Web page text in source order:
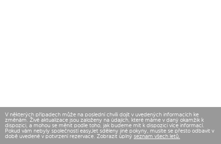
V některých případech může na poslední chvíli dojít v uvedených informacích ke
změnám. Živé aktualizace jsou založeny na údajích, které máme v daný okamžik k
dispozici, a mohou se měnit podle toho, jak budeme mít k dispozici více informací.
Pokud vám nebyly společností easyJet sděleny jiné pokyny, musíte se přesto odbavit v
době uvedené v potvrzení rezervace. Zobrazit úplný seznam všech letů.